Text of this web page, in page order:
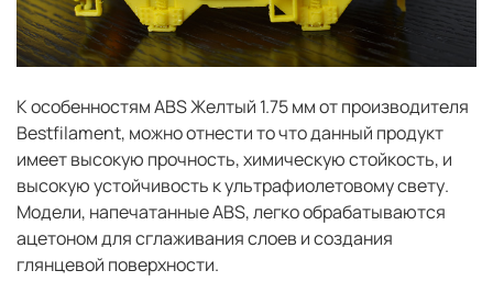
К особенностям ABS Желтый 1.75 мм от производителя
Bestfilament, можно отнести то что данный продукт
имеет высокую прочность, химическую стойкость, и
высокую устойчивость к ультрафиолетовому свету.
Модели, напечатанные ABS, легко обрабатываются
ацетоном для сглаживания слоев и создания
глянцевой поверхности.